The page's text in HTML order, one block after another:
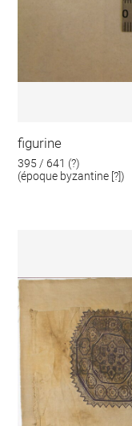
figurine
395 / 641 (?)
(époque byzantine [?])